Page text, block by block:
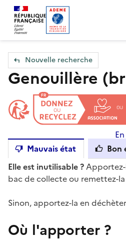
Accueil — Que Faire de mes
Nouvelle recherche
Genouillère
Mauvais état
Bon
Elle est inutilisable ?Apportez-
bac de collecte ou remettez-
Sinon, apportez-la en
Où l'apporter ?